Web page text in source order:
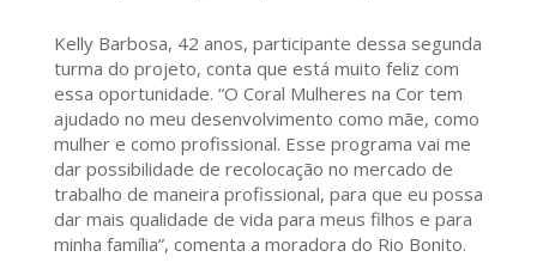
Kelly Barbosa, 42 anos, participante dessa segunda
turma do projeto, conta que está muito feliz com
essa oportunidade. “O Coral Mulheres na Cor tem
ajudado no meu desenvolvimento como mãe, como
mulher e como profissional. Esse programa vai me
dar possibilidade de recolocação no mercado de
trabalho de maneira profissional, para que eu possa
dar mais qualidade de vida para meus filhos e para
minha família”, comenta a moradora do Rio Bonito.